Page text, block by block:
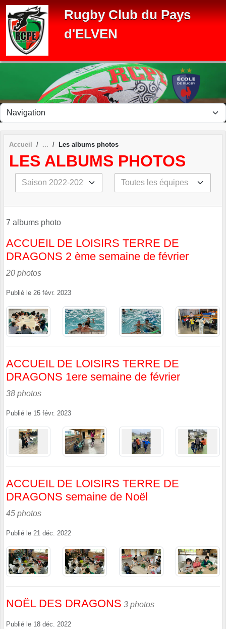
Rugby Club du Pays
d'ELVEN
Accueil Les albums photos
LES ALBUMS PHOTOS
7 albums photo
ACCUEIL DE LOISIRS TERRE DE
DRAGONS 2 ème semaine de février
20 photos
Publié le 26 févr. 2023
ACCUEIL DE LOISIRS TERRE DE
DRAGONS 1ere semaine de février
38 photos
Publié le 15 févr. 2023
ACCUEIL DE LOISIRS TERRE DE
DRAGONS semaine de Noël
45 photos
Publié le 21 déc. 2022
NOËL DES DRAGONS 3 photos
Publié le 18 déc. 2022
Panneau de gestion des cookies